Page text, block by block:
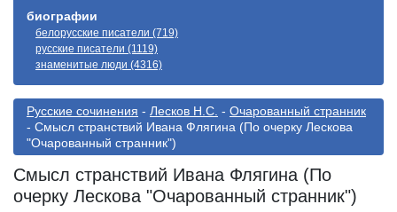
биографии
белорусские писатели (719)
русские писатели (1119)
знаменитые люди (4316)
Русские сочинения - Лесков Н.С. - Очарованный странник
- Смысл странствий Ивана Флягина (По очерку Лескова
"Очарованный странник")
Смысл странствий Ивана Флягина (По
очерку Лескова "Очарованный странник")